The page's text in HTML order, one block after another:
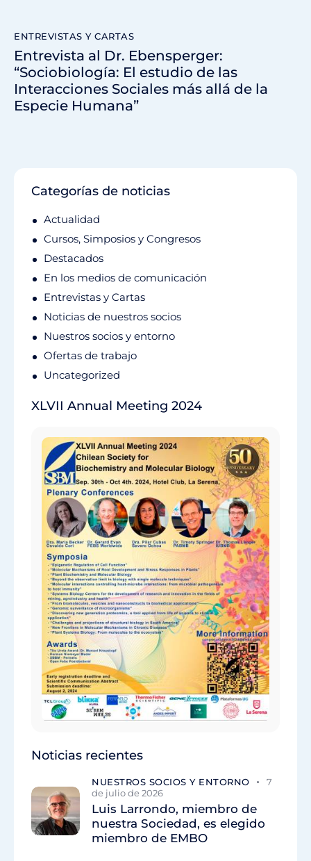
ENTREVISTAS Y CARTAS
Entrevista al Dr. Ebensperger:
“Sociobiología: El estudio de las
Interacciones Sociales más allá de la
Especie Humana”
Categorías de noticias
Actualidad
Cursos, Simposios y Congresos
Destacados
En los medios de comunicación
Entrevistas y Cartas
Noticias de nuestros socios
Nuestros socios y entorno
Ofertas de trabajo
Uncategorized
XLVII Annual Meeting 2024
Noticias recientes
NUESTROS SOCIOS Y ENTORNO
7
de julio de 2026
Luis Larrondo, miembro de
nuestra Sociedad, es elegido
miembro de EMBO